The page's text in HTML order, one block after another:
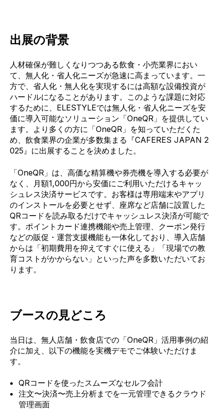
出展の背景
人材確保が難しくなりつつある飲食・小売業界におい
て、無人化・省人化ニーズが急速に高まっています。一
方で、省人化・無人化を実現するには高額な設備投資が
ハードルになることがあります。このような課題に対応
するために、ELESTYLEでは無人化・省人化ニーズを安
価に導入可能なソリューション「OneQR」を提供してい
ます。より多くの方に「OneQR」を知っていただくた
め、飲食業界の企業が多数集まる『CAFERES JAPAN 2
025』に出展することを決めました。
「OneQR」は、高価な精算機や券売機を導入する必要が
なく、月額1,000円から安価にご利用いただけるキャッ
シュレス決済サービスです。お客様は専用端末やアプリ
のインストールを必要とせず、座席など店舗に設置した
QRコードを読み取るだけでキャッシュレス決済が可能で
す。ポイントカード連携機能や売上管理、クーポン発行
などの販促・運営支援機能も一体化しており、導入店舗
からは「初期費用を抑えてすぐに使える」「現場での教
育コストがかからない」といった声を多数いただいてお
ります。
ブースの見どころ
当日は、無人店舗・飲食店での「OneQR」活用事例の紹
介に加え、以下の機能を実機デモでご体験いただけま
す。
QRコードを使ったスムーズなセルフ会計
注文〜決済〜売上分析までを一元管理できるクラウド
管理画面